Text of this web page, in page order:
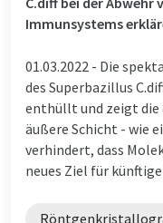
Immunsystems
01.03.2022 - Die
des Superbazillus
enthüllt und zeigt die
äußere Schicht - wie
verhindert, dass
neues Ziel für